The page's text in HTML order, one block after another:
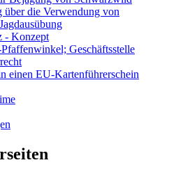
die Verwendung von
- Konzept
Geschäftsstelle
einen EU-Kartenführerschein